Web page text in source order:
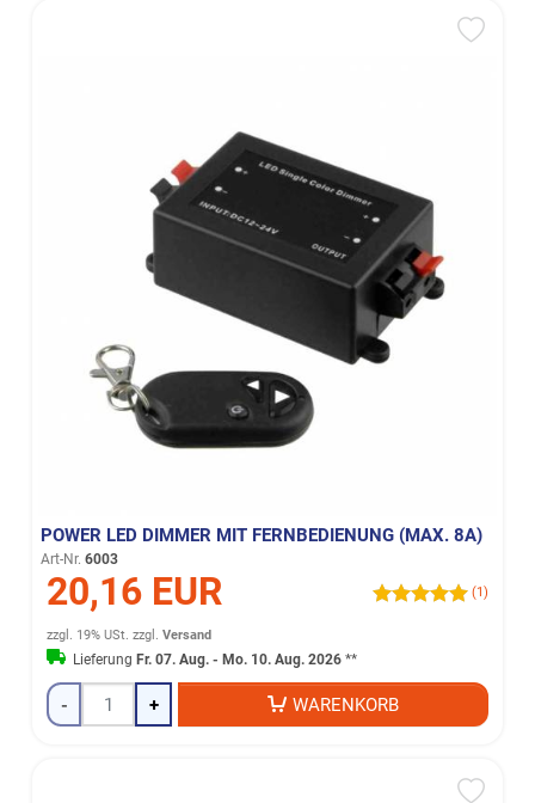
POWER LED DIMMER MIT FERNBEDIENUNG (MAX. 8A)
Art-Nr. 6003
20,16 EUR (1)
zzgl. 19% USt. zzgl.Versand
LieferungFr. 07. Aug. - Mo. 10. Aug. 2026 **
- + WARENKORB